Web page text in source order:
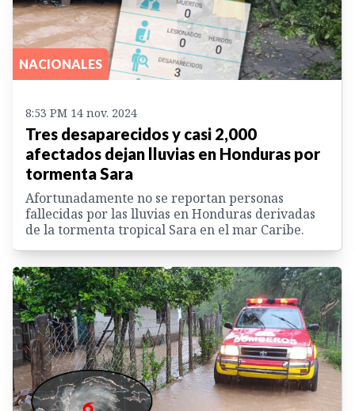
NACIONALES
8:53 PM 14 nov. 2024
Tres desaparecidos y casi 2,000
afectados dejan lluvias en Honduras por
tormenta Sara
Afortunadamente no se reportan personas
fallecidas por las lluvias en Honduras derivadas
de la tormenta tropical Sara en el mar Caribe.